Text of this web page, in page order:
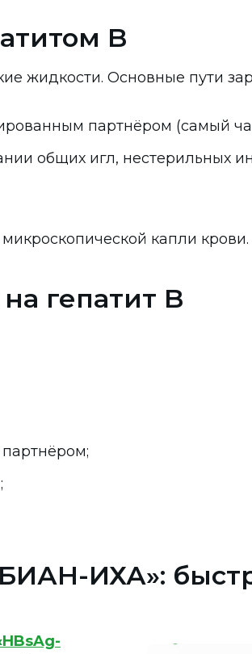
B
жидкости. Основные пути
партнёром (самый
общих игл, нестерильных
капли крови.
гепатит B
ИХА»: